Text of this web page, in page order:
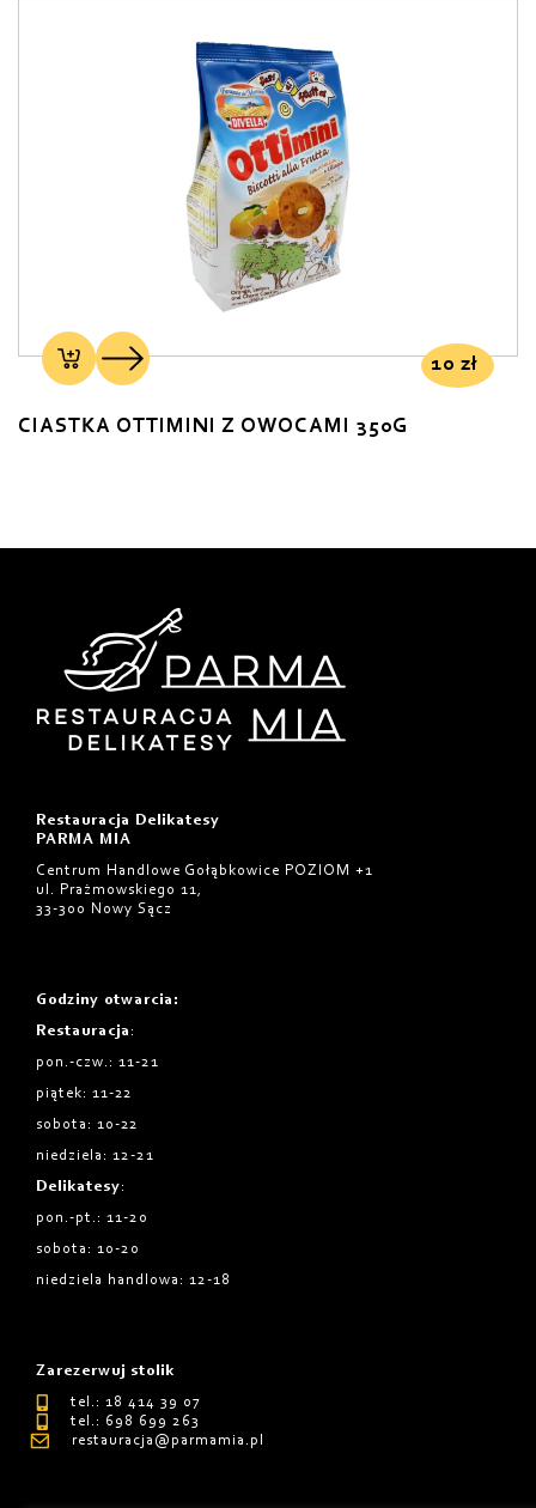
10 zł
CIASTKA OTTIMINI Z OWOCAMI 350G
Restauracja Delikatesy
PARMA MIA
Centrum Handlowe Gołąbkowice POZIOM +1
ul. Prażmowskiego 11,
33-300 Nowy Sącz
Godziny otwarcia :
Restauracja :
pon.-czw.: 11-21
piątek: 11-22
sobota: 10-22
niedziela: 12-21
Delikatesy:
pon.-pt.: 11-20
sobota: 10-20
niedziela handlowa: 12-18
Zarezerwuj stolik
tel.: 18 414 39 07
tel.: 698 699 263
restauracja@parmamia.pl